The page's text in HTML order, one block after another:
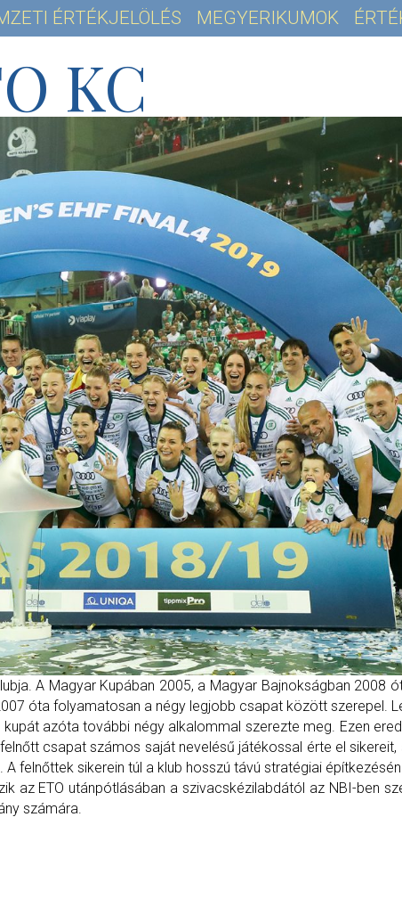
ÉRTÉKJELÖLÉS MEGYERIKUMOK
KC
A Magyar Kupában 2005, a Magyar Bajnokságban 2008
óta folyamatosan a négy legjobb csapat között szerepel.
azóta további négy alkalommal szerezte meg. Ezen
csapat számos saját nevelésű játékossal érte el
felnőttek sikerein túl a klub hosszú távú stratégiai
az ETO utánpótlásában a szivacskézilabdától az NBI-ben
számára.